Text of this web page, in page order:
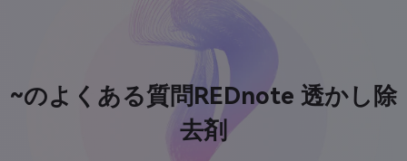
~のよくある質問REDnote 透かし除
去剤